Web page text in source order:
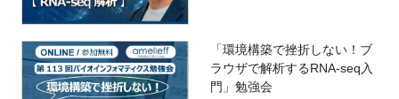
「環境構築で挫折しない！ブ
ラウザで解析するRNA-seq入
門」勉強会